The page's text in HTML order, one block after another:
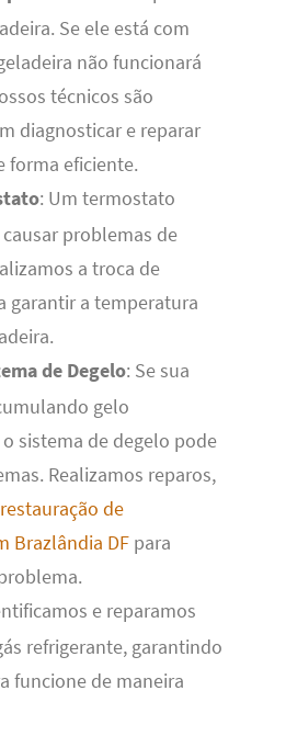
Se ele está com
não funcionará
técnicos são
diagnosticar e reparar
forma eficiente.
: Um termostato
problemas de
a troca de
garantir a temperatura
de Degelo: Se sua
gelo
sistema de degelo pode
Realizamos reparos,
restauração de
Brazlândia DFpara
e reparamos
refrigerante, garantindo
funcione de maneira